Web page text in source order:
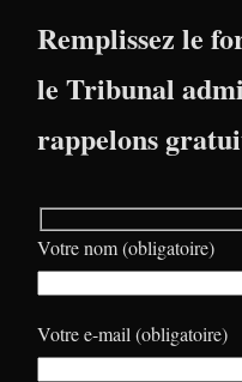
Remplissez le
le Tribunal
rappelons
Votre nom (obligatoire)
Votre e-mail (obligatoire)